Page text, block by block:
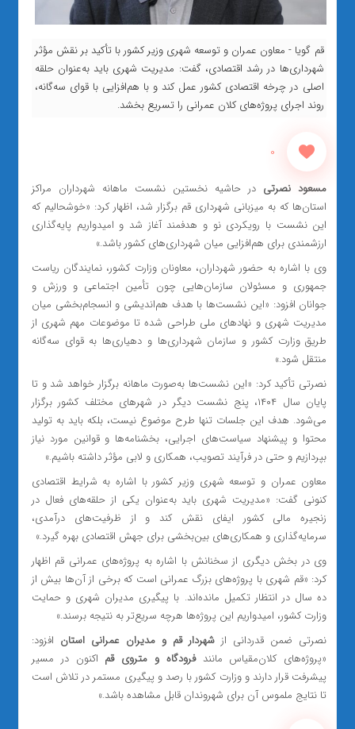
قم گویا - معاون عمران و توسعه شهری وزیر کشور با تأکید بر نقش مؤثر
شهرداری‌ها در رشد اقتصادی، گفت: مدیریت شهری باید به‌عنوان حلقه
اصلی در چرخه اقتصادی کشور عمل کند و با هم‌افزایی با قوای سه‌گانه،
روند اجرای پروژه‌های کلان عمرانی را تسریع بخشد.
0
مسعود نصرتی در حاشیه نخستین نشست ماهانه شهرداران مراکز
استان‌ها که به میزبانی شهرداری قم برگزار شد، اظهار کرد: «خوشحالیم که
این نشست با رویکردی نو و هدفمند آغاز شد و امیدواریم پایه‌گذاری
ارزشمندی برای هم‌افزایی میان شهرداری‌های کشور باشد.»
وی با اشاره به حضور شهرداران، معاونان وزارت کشور، نمایندگان ریاست
جمهوری و مسئولان سازمان‌هایی چون تأمین اجتماعی و ورزش و
جوانان افزود: «این نشست‌ها با هدف هم‌اندیشی و انسجام‌بخشی میان
مدیریت شهری و نهادهای ملی طراحی شده تا موضوعات مهم شهری از
طریق وزارت کشور و سازمان شهرداری‌ها و دهیاری‌ها به قوای سه‌گانه
منتقل شود.»
نصرتی تأکید کرد: «این نشست‌ها به‌صورت ماهانه برگزار خواهد شد و تا
پایان سال ۱۴۰۴، پنج نشست دیگر در شهرهای مختلف کشور برگزار
می‌شود. هدف این جلسات تنها طرح موضوع نیست، بلکه باید به تولید
محتوا و پیشنهاد سیاست‌های اجرایی، بخشنامه‌ها و قوانین مورد نیاز
بپردازیم و حتی در فرآیند تصویب، همکاری و لابی مؤثر داشته باشیم.»
معاون عمران و توسعه شهری وزیر کشور با اشاره به شرایط اقتصادی
کنونی گفت: «مدیریت شهری باید به‌عنوان یکی از حلقه‌های فعال در
زنجیره مالی کشور ایفای نقش کند و از ظرفیت‌های درآمدی،
سرمایه‌گذاری و همکاری‌های بین‌بخشی برای جهش اقتصادی بهره گیرد.»
وی در بخش دیگری از سخنانش با اشاره به پروژه‌های عمرانی قم اظهار
کرد: «قم شهری با پروژه‌های بزرگ عمرانی است که برخی از آن‌ها بیش از
ده سال در انتظار تکمیل مانده‌اند. با پیگیری مدیران شهری و حمایت
وزارت کشور، امیدواریم این پروژه‌ها هرچه سریع‌تر به نتیجه برسند.»
نصرتی ضمن قدردانی از شهردار قم و مدیران عمرانی استان افزود:
«پروژه‌های کلان‌مقیاس مانندفرودگاه و متروی قم اکنون در مسیر
پیشرفت قرار دارند و وزارت کشور با رصد و پیگیری مستمر در تلاش است
تا نتایج ملموس آن برای شهروندان قابل مشاهده باشد.»